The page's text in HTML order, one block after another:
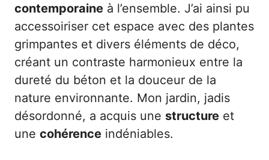
contemporaine à l’ensemble. J’ai ainsi pu
accessoiriser cet espace avec des plantes
grimpantes et divers éléments de déco,
créant un contraste harmonieux entre la
dureté du béton et la douceur de la
nature environnante. Mon jardin, jadis
désordonné, a acquis une structure et
une cohérence indéniables.